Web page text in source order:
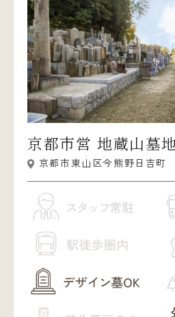
京都市営 地蔵山墓地
京都市東山区今熊野日吉町